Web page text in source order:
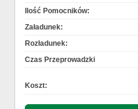
Ilość Pomocników:
Załadunek:
Rozładunek:
Czas Przeprowadzki
Koszt: